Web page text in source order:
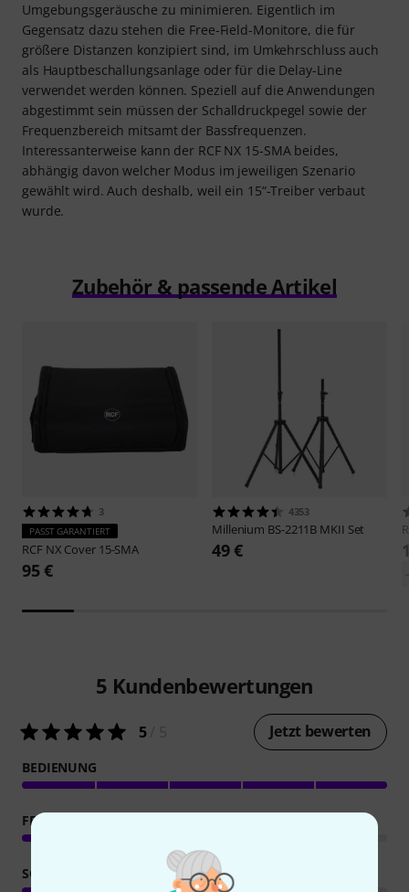
Umgebungsgeräusche zu minimieren. Eigentlich im
Gegensatz dazu stehen die Free-Field-Monitore, die für
größere Distanzen konzipiert sind, im Umkehrschluss auch
als Hauptbeschallungsanlage oder für die Delay-Line
verwendet werden können. Speziell auf die Anwendungen
abgestimmt sein müssen der Schalldruckpegel sowie der
Frequenzbereich mitsamt der Bassfrequenzen.
Interessanterweise kann der RCF NX 15-SMA beides,
abhängig davon welcher Modus im jeweiligen Szenario
gewählt wird. Auch deshalb, weil ein 15“-Treiber verbaut
wurde.
Zubehör & passende Artikel
3
PASST GARANTIERT
RCF NX Cover 15-SMA
95 €
4353
Millenium BS-2211B MKII Set
49 €
5 Kundenbewertungen
5/ 5 Jetzt bewerten
BEDIENUNG
FEATURES
SOUND